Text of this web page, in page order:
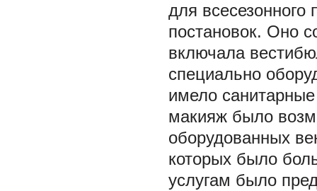
для всесезонного
постановок. Оно
включала
специально
имело
макияж было
оборудованных
которых было
услугам было